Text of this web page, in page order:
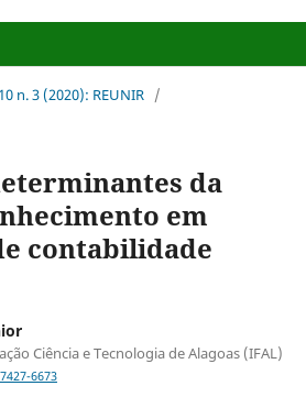
n. 3 (2020): REUNIR /
da
em
contabilidade
Ciência e Tecnologia de Alagoas (IFAL)
6673